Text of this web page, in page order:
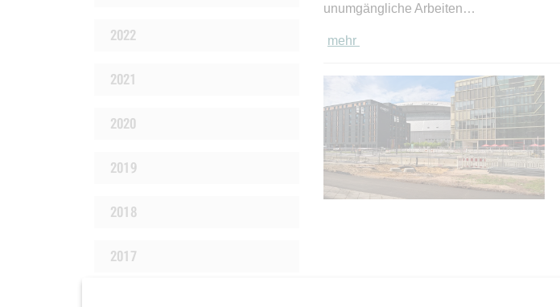
2022
2021
2020
2019
2018
2017
unumgängliche Arbeiten…
mehr